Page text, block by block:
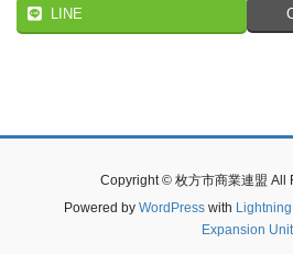
LINE
Copyright © 枚方市商業連盟 All
Powered by WordPresswith
Expansion Unit